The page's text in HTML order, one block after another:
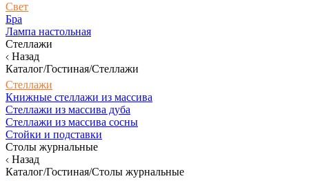
Свет
Бра
Лампа настольная
Стеллажи
Назад
Каталог/Гостиная/Стеллажи
Стеллажи
Книжные стеллажи из массива
Стеллажи из массива дуба
Стеллажи из массива сосны
Стойки и подставки
Столы журнальные
Назад
Каталог/Гостиная/Столы журнальные